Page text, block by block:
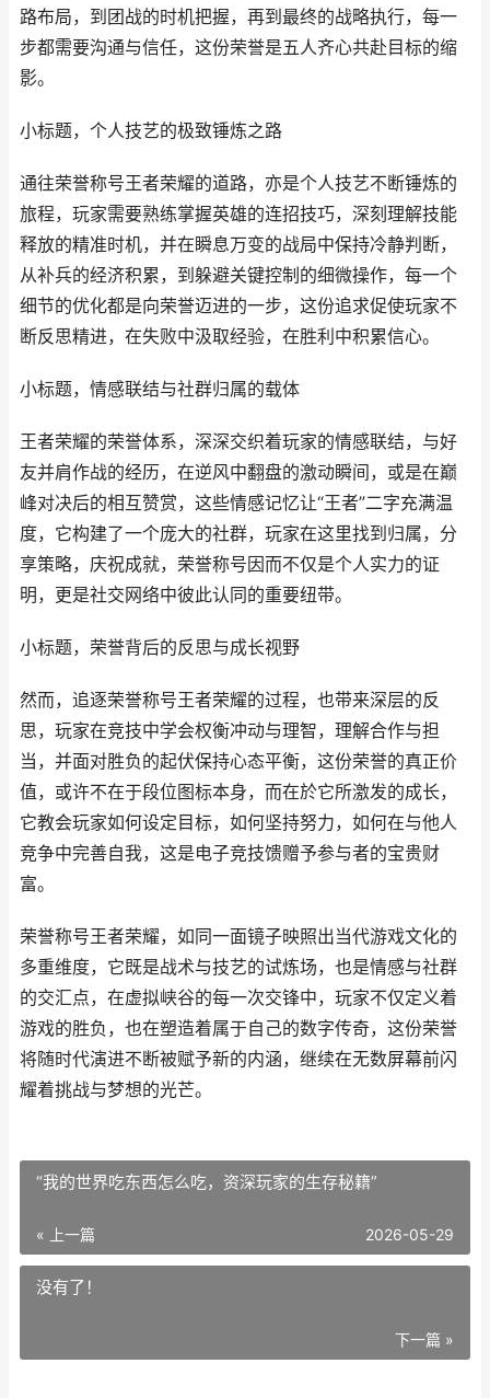
路布局，到团战的时机把握，再到最终的战略执行，每一
步都需要沟通与信任，这份荣誉是五人齐心共赴目标的缩
影。
小标题，个人技艺的极致锤炼之路
通往荣誉称号王者荣耀的道路，亦是个人技艺不断锤炼的
旅程，玩家需要熟练掌握英雄的连招技巧，深刻理解技能
释放的精准时机，并在瞬息万变的战局中保持冷静判断，
从补兵的经济积累，到躲避关键控制的细微操作，每一个
细节的优化都是向荣誉迈进的一步，这份追求促使玩家不
断反思精进，在失败中汲取经验，在胜利中积累信心。
小标题，情感联结与社群归属的载体
王者荣耀的荣誉体系，深深交织着玩家的情感联结，与好
友并肩作战的经历，在逆风中翻盘的激动瞬间，或是在巅
峰对决后的相互赞赏，这些情感记忆让“王者”二字充满温
度，它构建了一个庞大的社群，玩家在这里找到归属，分
享策略，庆祝成就，荣誉称号因而不仅是个人实力的证
明，更是社交网络中彼此认同的重要纽带。
小标题，荣誉背后的反思与成长视野
然而，追逐荣誉称号王者荣耀的过程，也带来深层的反
思，玩家在竞技中学会权衡冲动与理智，理解合作与担
当，并面对胜负的起伏保持心态平衡，这份荣誉的真正价
值，或许不在于段位图标本身，而在於它所激发的成长，
它教会玩家如何设定目标，如何坚持努力，如何在与他人
竞争中完善自我，这是电子竞技馈赠予参与者的宝贵财
富。
荣誉称号王者荣耀，如同一面镜子映照出当代游戏文化的
多重维度，它既是战术与技艺的试炼场，也是情感与社群
的交汇点，在虚拟峡谷的每一次交锋中，玩家不仅定义着
游戏的胜负，也在塑造着属于自己的数字传奇，这份荣誉
将随时代演进不断被赋予新的内涵，继续在无数屏幕前闪
耀着挑战与梦想的光芒。
“我的世界吃东西怎么吃，资深玩家的生存秘籍”
« 上一篇 2026-05-29
没有了！
下一篇 »